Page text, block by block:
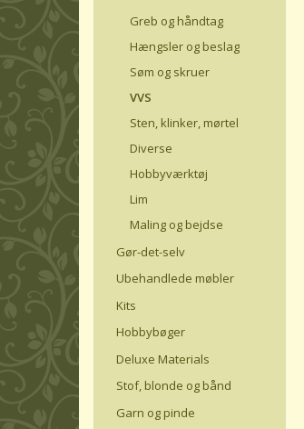
Greb og håndtag
Hængsler og beslag
Søm og skruer
VVS
Sten, klinker, mørtel
Diverse
Hobbyværktøj
Lim
Maling og bejdse
Gør-det-selv
Ubehandlede møbler
Kits
Hobbybøger
Deluxe Materials
Stof, blonde og bånd
Garn og pinde